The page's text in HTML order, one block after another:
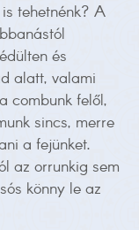
tehetnénk? A
és
alatt, valami
combunk felől,
sincs, merre
a fejünket.
az orrunkig sem
könny le az